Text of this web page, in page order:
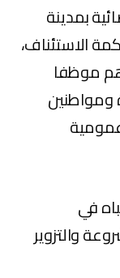
بمدينة
الاستئناف،
وهم موظفا
ومواطنين
في
والتزوير